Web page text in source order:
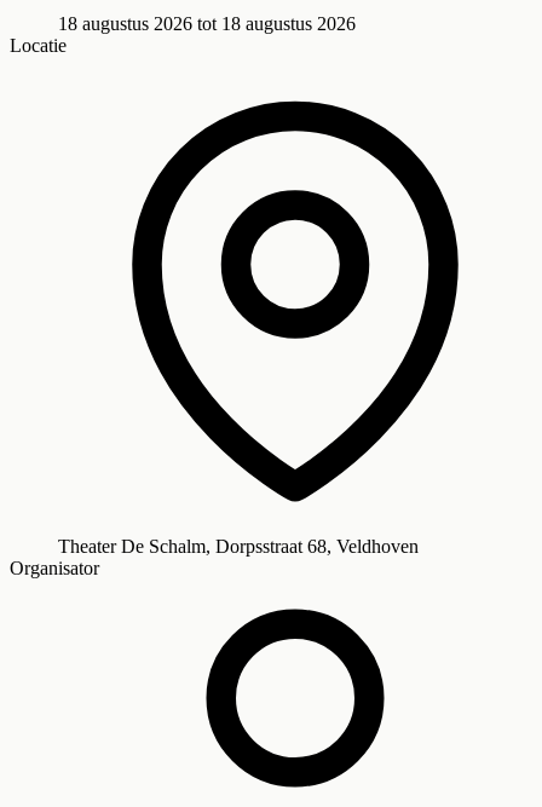
18 augustus 2026 tot 18 augustus 2026
Locatie
Theater De Schalm, Dorpsstraat 68, Veldhoven
Organisator